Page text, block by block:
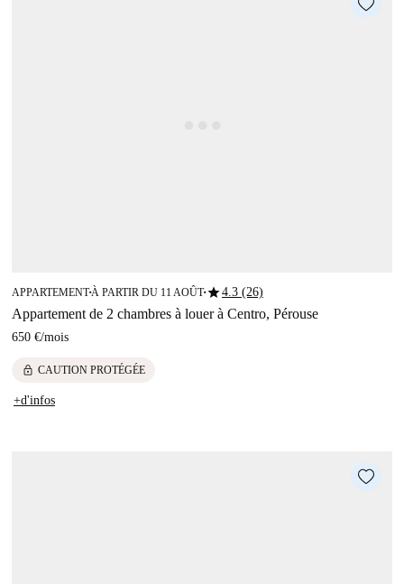
APPARTEMENT■À PARTIR DU 11 AOÛT■star4.3 (26)
Appartement de 2 chambres à louer à Centro, Pérouse
650 €/mois
lock CAUTION PROTÉGÉE
+d'infos